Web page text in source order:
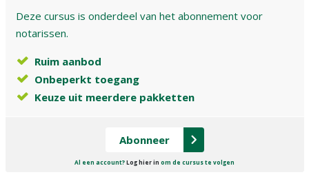
Deze cursus is onderdeel van het abonnement voor
notarissen.
Ruim aanbod
Onbeperkt toegang
Keuze uit meerdere pakketten
Abonneer
Al een account?Log hier in om de cursus te volgen